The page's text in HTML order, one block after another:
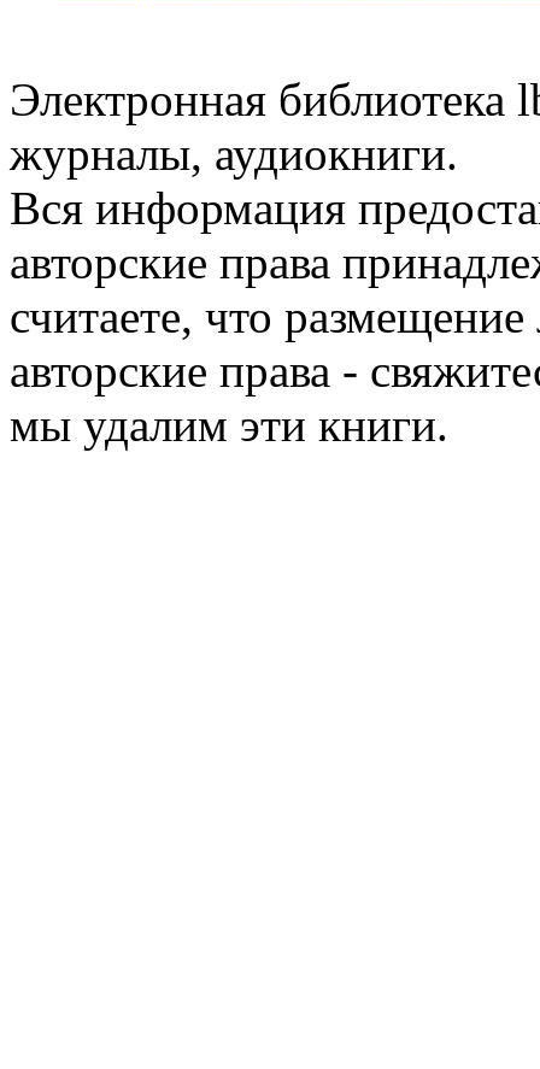
Электронная библиотека
журналы, аудиокниги.
Вся информация
авторские права
считаете, что
авторские права -
мы удалим эти книги.